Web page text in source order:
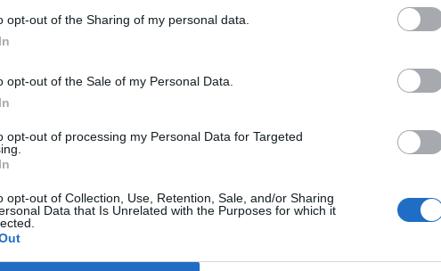
opt-out of the Sharing of my personal data.
opt-out of the Sale of my Personal Data.
opt-out of processing my Personal Data for Targeted
opt-out of Collection, Use, Retention, Sale, and/or Sharing
Data that Is Unrelated with the Purposes for which it
portfolio.hu hírarchívumához tartozik, melynek olvasása előfizetéses
cikkarchívum
elmúlt 2 év napon belüli
Előfizetés